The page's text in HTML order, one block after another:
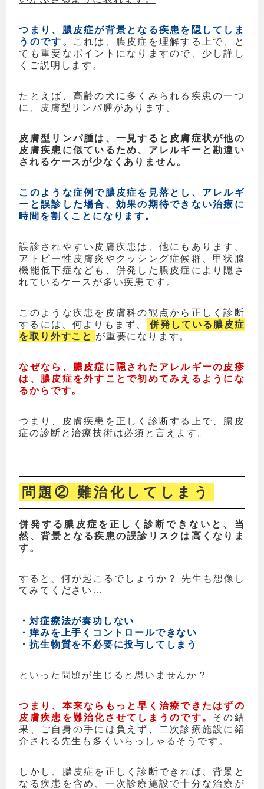
つまり、膿皮症が背景となる疾患を隠してしま
うのです。
これは、膿皮症を理解する上で、と
ても重要なポイントになりますので、少し詳し
くご説明します。
たとえば、高齢の犬に多くみられる疾患の一つ
に、皮膚型リンパ腫があります。
皮膚型リンパ腫は、一見すると皮膚症状が他の
皮膚疾患に似ているため、アレルギーと勘違い
されるケースが少なくありません。
このような症例で膿皮症を見落とし、アレルギ
ーと誤診した場合、効果の期待できない治療に
時間を割くことになります。
誤診されやすい皮膚疾患は、他にもあります。
アトピー性皮膚炎やクッシング症候群、甲状腺
機能低下症なども、併発した膿皮症により隠さ
れているケースが多い疾患です。
このような疾患を皮膚科の観点から正しく診断
するには、何よりもまず、
併発している膿皮症
を取り外すこと が重要になります。
なぜなら、膿皮症に隠されたアレルギーの皮疹
は、膿皮症を外すことで初めてみえるようにな
るからです。
つまり、皮膚疾患を正しく診断する上で、膿皮
症の診断と治療技術は必須と言えます。
問題② 難治化してしまう
併発する膿皮症を正しく診断できないと、当
然、背景となる疾患の誤診リスクは高くなりま
す。
すると、何が起こるでしょうか？ 先生も想像し
てみてください…
・対症療法が奏功しない
・痒みを上手くコントロールできない
・抗生物質を不必要に投与してしまう
といった問題が生じると思いませんか？
つまり、本来ならもっと早く治療できたはずの
皮膚疾患を難治化させてしまうのです。 その結
果、ご自身の手には負えず、二次診療施設に紹
介される先生も多くいらっしゃるそうです。
しかし、膿皮症を正しく診断できれば、背景と
なる疾患を含め、一次診療施設で十分な治療が